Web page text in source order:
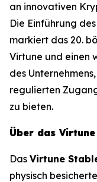
an innovativen
Die Einführung des
markiert das 20.
Virtune und einen
des
regulierten
zu bieten.
Über das
Das Virtune
physisch